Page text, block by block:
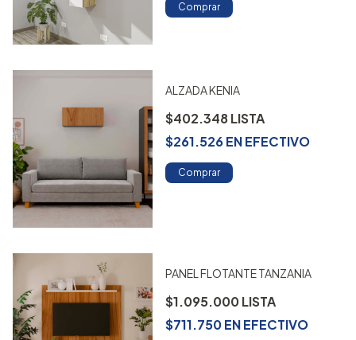
Comprar
ALZADA KENIA
$402.348
$261.526ENEFECTIVO
Comprar
PANEL FLOTANTE TANZANIA
$1.095.000
$711.750ENEFECTIVO